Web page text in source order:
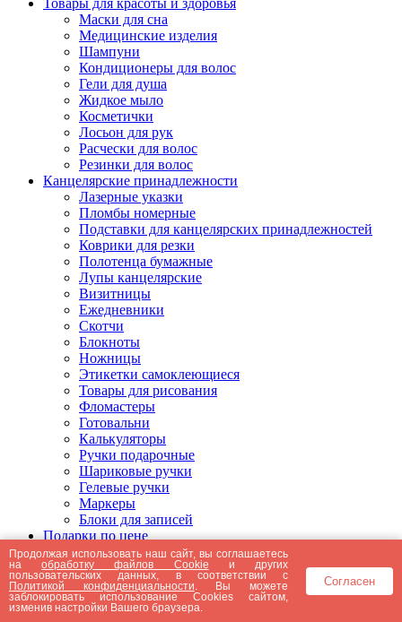
Товары для красоты и здоровья
Маски для сна
Медицинские изделия
Шампуни
Кондиционеры для волос
Гели для душа
Жидкое мыло
Косметички
Лосьон для рук
Расчески для волос
Резинки для волос
Канцелярские принадлежности
Лазерные указки
Пломбы номерные
Подставки для канцелярских принадлежностей
Коврики для резки
Полотенца бумажные
Лупы канцелярские
Визитницы
Ежедневники
Скотчи
Блокноты
Ножницы
Этикетки самоклеющиеся
Товары для рисования
Фломастеры
Готовальни
Калькуляторы
Ручки подарочные
Шариковые ручки
Гелевые ручки
Маркеры
Блоки для записей
Подарки по цене
Подарки от 5000 рублей
Подарки до 5000 рублей
Подарки до 3000 рублей
Подарки до 2000 рублей
Подарки до 1000 рублей
Продолжая использовать наш сайт, вы соглашаетесь
наобработку файлов Cookie и других
пользовательских данных, в соответствии с
Политикой конфиденциальности . Вы можете
заблокировать использование Cookies сайтом,
изменив настройки Вашего браузера.
Согласен